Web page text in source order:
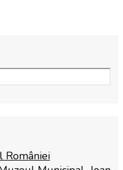
României